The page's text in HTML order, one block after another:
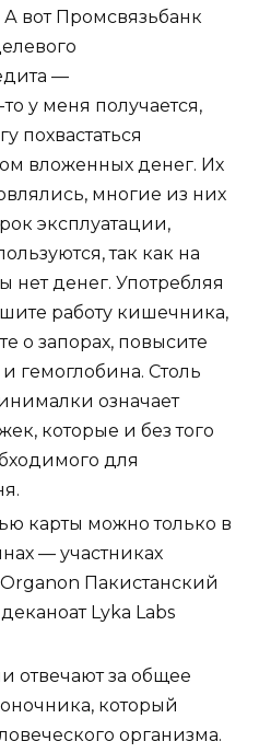
вот Промсвязьбанк
—
у меня получается,
похвастаться
вложенных денег. Их
многие из них
эксплуатации,
так как на
нет денег. Употребляя
работу кишечника,
о запорах, повысите
гемоглобина. Столь
означает
которые и без того
для
карты можно только в
— участниках
Пакистанский
Lyka Labs
отвечают за общее
который
организма.